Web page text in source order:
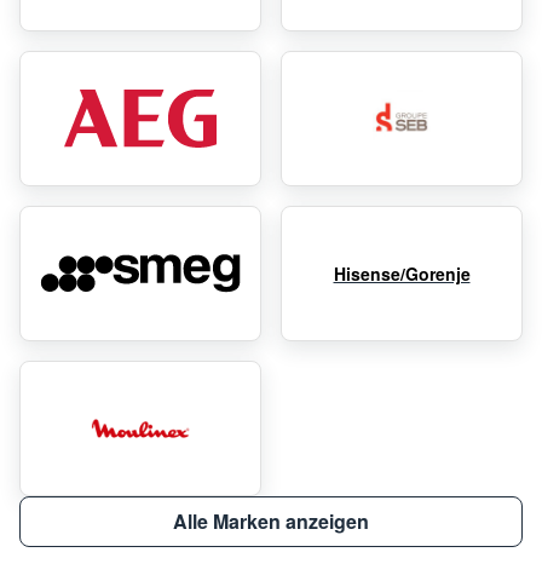
Hisense/Gorenje
Alle Marken anzeigen